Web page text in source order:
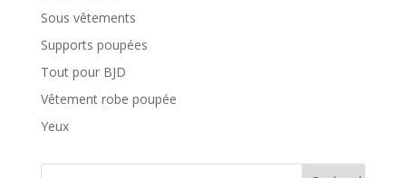
Sous vêtements
Supports poupées
Tout pour BJD
Vêtement robe poupée
Yeux